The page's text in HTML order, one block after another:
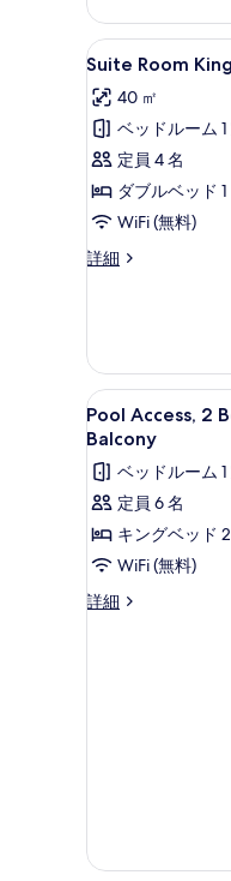
条
件
真
を
表
示
す
る
詳
細
Suite
Room
King
Bed
with
Living
area
の
の
写
真
を
表
示
す
る
9
Suite Room
40 ㎡
ベッドルーム 1
定員 4 名
ダブルベッド 1
WiFi (無料)
詳細
Suite
Living
area
の
詳
細
Pool
Access,
2
Bedrooms
Suite
with
Living
area
真
13
Pool Access, 2
Balcony
ベッドルーム 1
定員 6 名
キングベッド
WiFi (無料)
詳細
Pool
細